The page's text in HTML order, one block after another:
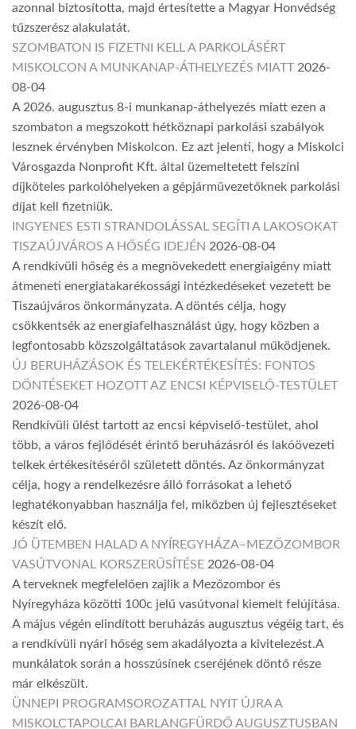
azonnal biztosította, majd értesítette a Magyar Honvédség
tűzszerész alakulatát.
SZOMBATON IS FIZETNI KELL A PARKOLÁSÉRT
MISKOLCON A MUNKANAP-ÁTHELYEZÉS MIATT 2026-
08-04
A 2026. augusztus 8-i munkanap-áthelyezés miatt ezen a
szombaton a megszokott hétköznapi parkolási szabályok
lesznek érvényben Miskolcon. Ez azt jelenti, hogy a Miskolci
Városgazda Nonprofit Kft. által üzemeltetett felszíni
díjköteles parkolóhelyeken a gépjárművezetőknek parkolási
díjat kell fizetniük.
INGYENES ESTI STRANDOLÁSSAL SEGÍTI A LAKOSOKAT
TISZAÚJVÁROS A HŐSÉG IDEJÉN 2026-08-04
A rendkívüli hőség és a megnövekedett energiaigény miatt
átmeneti energiatakarékossági intézkedéseket vezetett be
Tiszaújváros önkormányzata. A döntés célja, hogy
csökkentsék az energiafelhasználást úgy, hogy közben a
legfontosabb közszolgáltatások zavartalanul működjenek.
ÚJ BERUHÁZÁSOK ÉS TELEKÉRTÉKESÍTÉS: FONTOS
DÖNTÉSEKET HOZOTT AZ ENCSI KÉPVISELŐ-TESTÜLET
2026-08-04
Rendkívüli ülést tartott az encsi képviselő-testület, ahol
több, a város fejlődését érintő beruházásról és lakóövezeti
telkek értékesítéséről született döntés. Az önkormányzat
célja, hogy a rendelkezésre álló forrásokat a lehető
leghatékonyabban használja fel, miközben új fejlesztéseket
készít elő.
JÓ ÜTEMBEN HALAD A NYÍREGYHÁZA–MEZŐZOMBOR
VASÚTVONAL KORSZERŰSÍTÉSE 2026-08-04
A terveknek megfelelően zajlik a Mezőzombor és
Nyíregyháza közötti 100c jelű vasútvonal kiemelt felújítása.
A május végén elindított beruházás augusztus végéig tart, és
a rendkívüli nyári hőség sem akadályozta a kivitelezést.A
munkálatok során a hosszúsínek cseréjének döntő része
már elkészült.
ÜNNEPI PROGRAMSOROZATTAL NYIT ÚJRA A
MISKOLCTAPOLCAI BARLANGFÜRDŐ AUGUSZTUSBAN